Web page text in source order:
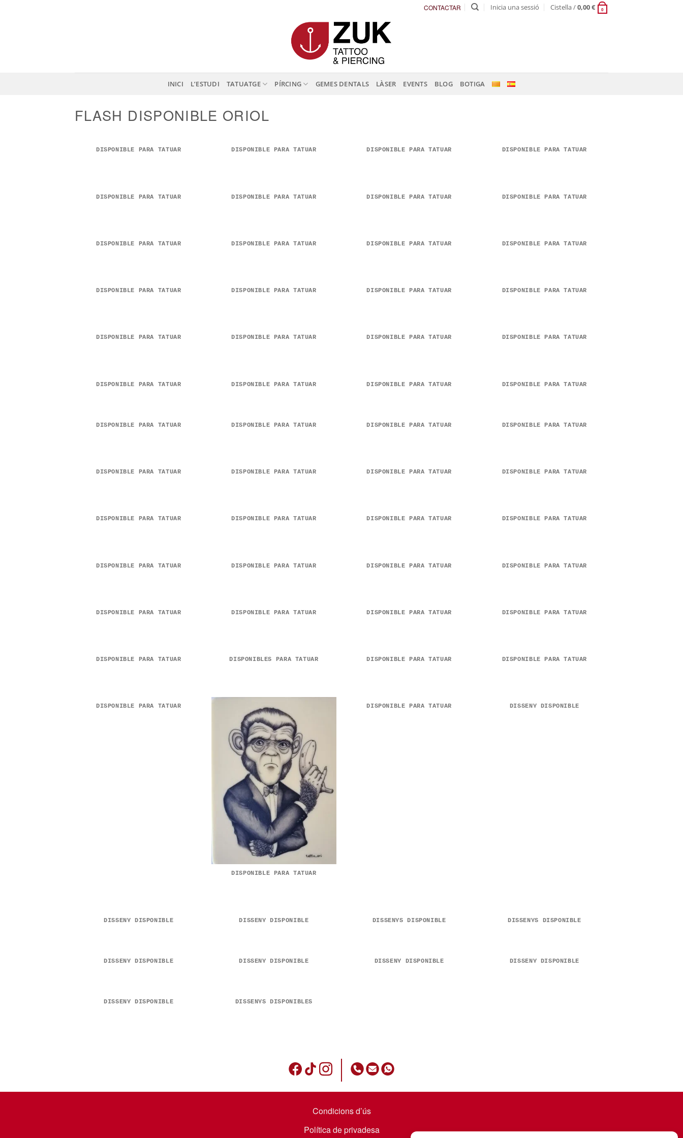
CONTACTAR Inicia una sessió Cistella /0,00€ 0
INICI L’ESTUDI TATUATGE PÍRCING GEMES DENTALS LÀSER EVENTS BLOG BOTIGA
FLASH DISPONIBLE ORIOL
DISPONIBLE PARA TATUAR DISPONIBLE PARA TATUAR DISPONIBLE PARA TATUAR DISPONIBLE PARA TATUAR
DISPONIBLE PARA TATUAR DISPONIBLE PARA TATUAR DISPONIBLE PARA TATUAR DISPONIBLE PARA TATUAR
DISPONIBLE PARA TATUAR DISPONIBLE PARA TATUAR DISPONIBLE PARA TATUAR DISPONIBLE PARA TATUAR
DISPONIBLE PARA TATUAR DISPONIBLE PARA TATUAR DISPONIBLE PARA TATUAR DISPONIBLE PARA TATUAR
DISPONIBLE PARA TATUAR DISPONIBLE PARA TATUAR DISPONIBLE PARA TATUAR DISPONIBLE PARA TATUAR
DISPONIBLE PARA TATUAR DISPONIBLE PARA TATUAR DISPONIBLE PARA TATUAR DISPONIBLE PARA TATUAR
DISPONIBLE PARA TATUAR DISPONIBLE PARA TATUAR DISPONIBLE PARA TATUAR DISPONIBLE PARA TATUAR
DISPONIBLE PARA TATUAR DISPONIBLE PARA TATUAR DISPONIBLE PARA TATUAR DISPONIBLE PARA TATUAR
DISPONIBLE PARA TATUAR DISPONIBLE PARA TATUAR DISPONIBLE PARA TATUAR DISPONIBLE PARA TATUAR
DISPONIBLE PARA TATUAR DISPONIBLE PARA TATUAR DISPONIBLE PARA TATUAR DISPONIBLE PARA TATUAR
DISPONIBLE PARA TATUAR DISPONIBLE PARA TATUAR DISPONIBLE PARA TATUAR DISPONIBLE PARA TATUAR
DISPONIBLE PARA TATUAR DISPONIBLES PARA TATUAR DISPONIBLE PARA TATUAR DISPONIBLE PARA TATUAR
DISPONIBLE PARA TATUAR
DISPONIBLE PARA TATUAR
DISPONIBLE PARA TATUAR DISSENY DISPONIBLE
DISSENY DISPONIBLE DISSENY DISPONIBLE DISSENYS DISPONIBLE DISSENYS DISPONIBLE
DISSENY DISPONIBLE DISSENY DISPONIBLE DISSENY DISPONIBLE DISSENY DISPONIBLE
DISSENY DISPONIBLE DISSENYS DISPONIBLES
Condicions d’ús
Política de privadesa